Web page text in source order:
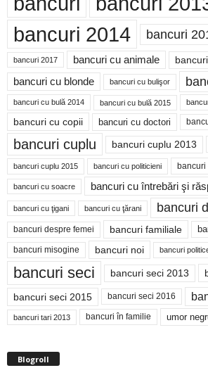
bancuri 2014 bancuri
bancuri 2017 bancuri cu animale
bancuri cu blonde bancuri cu bulişor
bancuri cu bulă 2014 bancuri cu bulă 2015
bancuri cu copii bancuri cu doctori
bancuri cuplu bancuri cuplu 2013
bancuri cuplu 2015 bancuri cu politicieni bancuri
bancuri cu soacre bancuri cu întrebări şi
bancuri cu ţigani bancuri cu ţărani bancuri
bancuri despre femei bancuri familiale
bancuri misogine bancuri noi bancuri
bancuri seci bancuri seci 2013
bancuri seci 2015 bancuri seci 2016
bancuri tari 2013 bancuri în familie umor
Blogroll